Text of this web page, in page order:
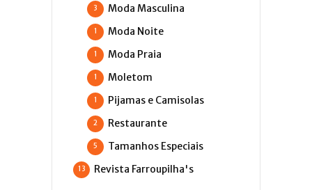
Moda Masculina
3
Moda Noite
1
Moda Praia
1
Moletom
1
Pijamas e Camisolas
1
Restaurante
2
Tamanhos Especiais
5
Revista Farroupilha's
13